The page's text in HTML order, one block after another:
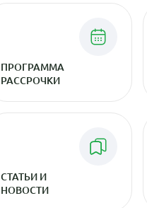
ПРОГРАММА
РАССРОЧКИ
СТАТЬИ И
НОВОСТИ